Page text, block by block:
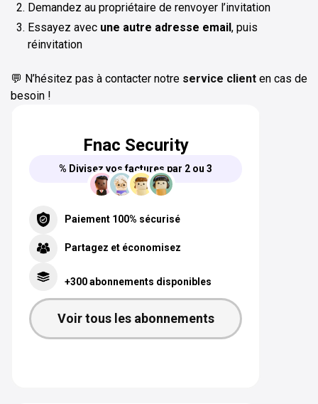
Demandez au propriétaire de renvoyer l’invitation
Essayez avec une autre adresse email , puis
réinvitation
💬 N’hésitez pas à contacter notre service client en cas de
besoin !
Fnac Security
% Divisez vos factures par 2 ou 3
Paiement 100% sécurisé
Partagez et économisez
+300 abonnements disponibles
Voir tous les abonnements